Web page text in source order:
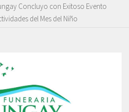
Concluyo con Exitoso Evento
del Mes del Niño